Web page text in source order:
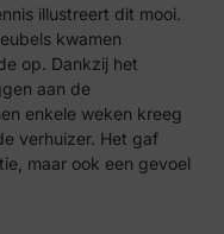
illustreert dit mooi.
kwamen
op. Dankzij het
aan de
enkele weken kreeg
verhuizer. Het gaf
maar ook een gevoel